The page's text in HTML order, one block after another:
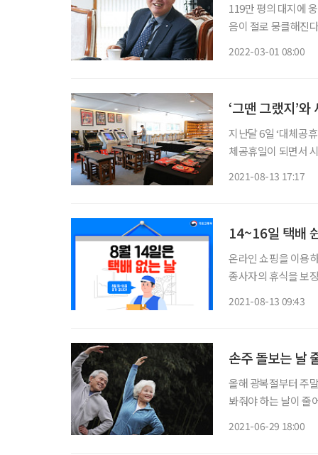
119만 평의 대지에
음이 절로 뭉클해진
2022-03-01 08:00
‘그땐 그랬지’
지난달 6일 ‘대체공
체공휴일이 되면서
2021-08-13 17:17
14~16일 택배
온라인 쇼핑을 이용
종사자의 휴식을 보
2021-08-13 09:43
손주 돌보는 날
올해 광복절부터 주
봐줘야 하는 날이 줄
2021-06-29 18:00